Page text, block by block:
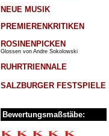
NEUE MUSIK
PREMIERENKRITIKEN
ROSINENPICKEN
Glossen von Andre Sokolowski
RUHRTRIENNALE
SALZBURGER FESTSPIELE
Bewertungsmaßstäbe: